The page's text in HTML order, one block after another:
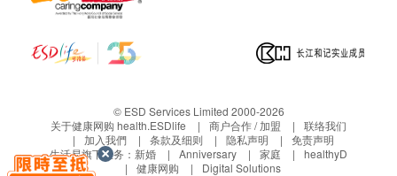
谵询有认可资格的医生，作出诊断及治疗。
health.ESDlife】并没有经营或提供本服务/产品。
产品而引致的损失、损害、受伤或法律诉讼，健康
网购health.ESDlife概不负责。一切有关的索偿或
查询，须向提供服务之体检中心或商家提出。
© ESD Services Limited 2000-2026
关于健康网购 health.ESDlife
商户合作 / 加盟
联络我们
加入我們
条款及细则 隐私声明
免责声明
生活易旗下业务： 新婚 Anniversary 家庭
healthyD
健康网购
Digital Solutions